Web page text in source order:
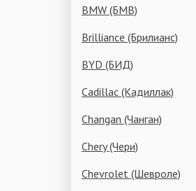
BMW (БМВ)
Brilliance (Брилианс)
BYD (БИД)
Cadillac (Кадиллак)
Changan (Чанган)
Chery (Чери)
Chevrolet (Шевроле)